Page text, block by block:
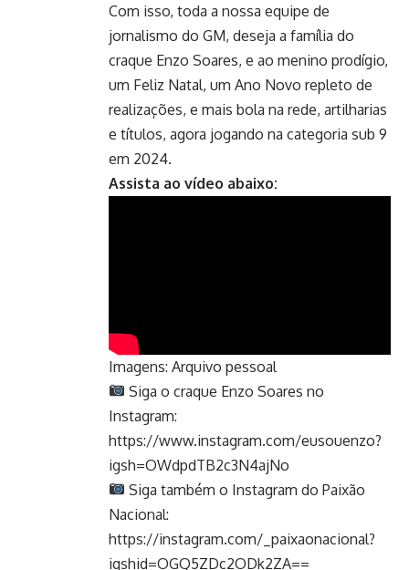
Com isso, toda a nossa equipe de
jornalismo do GM, deseja a família do
craque Enzo Soares, e ao menino prodígio,
um Feliz Natal, um Ano Novo repleto de
realizações, e mais bola na rede, artilharias
e títulos, agora jogando na categoria sub 9
em 2024.
Assista ao vídeo abaixo:
Imagens: Arquivo pessoal
Siga o craque Enzo Soares no
Instagram:
https://www.instagram.com/eusouenzo?
igsh=OWdpdTB2c3N4ajNo
Siga também o Instagram do Paixão
Nacional:
https://instagram.com/_paixaonacional?
igshid=OGQ5ZDc2ODk2ZA==